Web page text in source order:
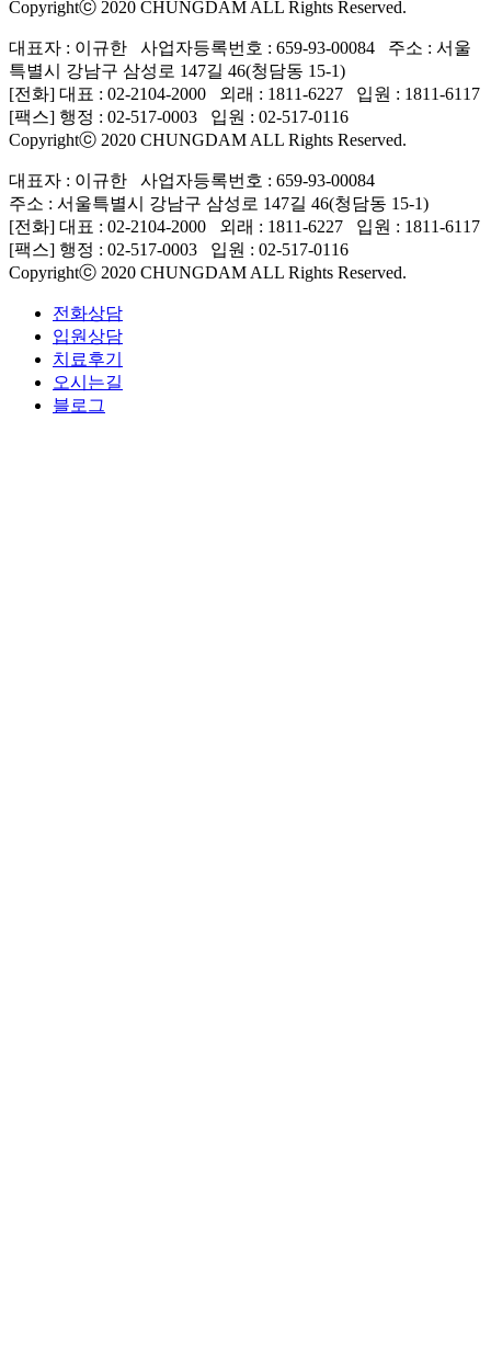
Copyrightⓒ 2020 CHUNGDAM ALL Rights Reserved.
대표자 : 이규한 사업자등록번호 : 659-93-00084 주소 : 서울
특별시 강남구 삼성로 147길 46(청담동 15-1)
[전화] 대표 : 02-2104-2000 외래 : 1811-6227 입원 : 1811-6117
[팩스] 행정 : 02-517-0003 입원 : 02-517-0116
Copyrightⓒ 2020 CHUNGDAM ALL Rights Reserved.
대표자 : 이규한 사업자등록번호 : 659-93-00084
주소 : 서울특별시 강남구 삼성로 147길 46(청담동 15-1)
[전화] 대표 : 02-2104-2000 외래 : 1811-6227 입원 : 1811-6117
[팩스] 행정 : 02-517-0003 입원 : 02-517-0116
Copyrightⓒ 2020 CHUNGDAM ALL Rights Reserved.
전화상담
입원상담
치료후기
오시는길
블로그